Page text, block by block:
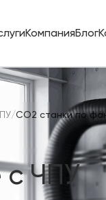
КомпанияБлог
/CO2 станки по
с ЧПУ